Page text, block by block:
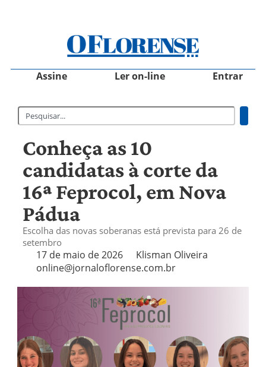
Assine Ler on-line Entrar
Conheça as 10
candidatas à corte da
16ª Feprocol, em Nova
Pádua
Escolha das novas soberanas está prevista para 26 de
setembro
17 de maio de 2026
Klisman Oliveira
online@jornaloflorense.com.br